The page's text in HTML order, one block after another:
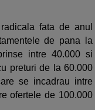
fata de anul
de pana la
intre 40.000 si
preturi de la 60.000
se incadrau intre
ofertele de 100.000